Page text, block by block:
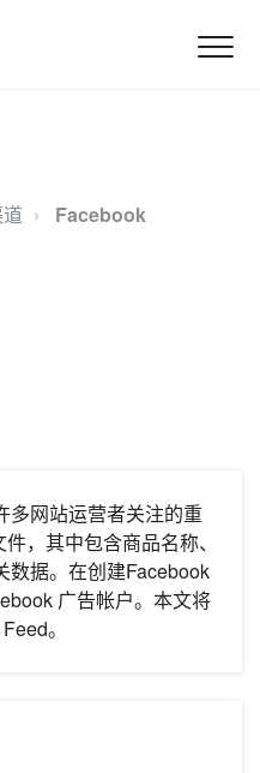
Facebook
多网站运营者关注的重
，其中包含商品名称、
数据。在创建Facebook
广告帐户。本文将
。